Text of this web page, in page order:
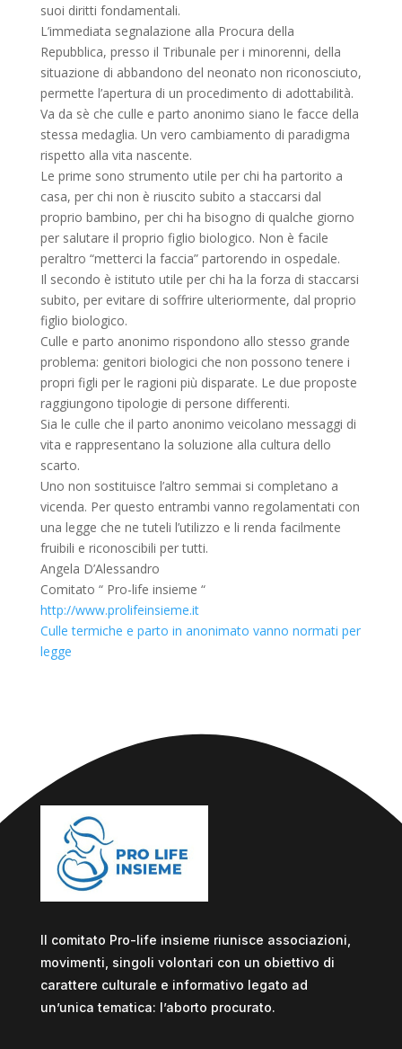
suoi diritti fondamentali.
L’immediata segnalazione alla Procura della
Repubblica, presso il Tribunale per i minorenni, della
situazione di abbandono del neonato non riconosciuto,
permette l’apertura di un procedimento di adottabilità.
Va da sè che culle e parto anonimo siano le facce della
stessa medaglia. Un vero cambiamento di paradigma
rispetto alla vita nascente.
Le prime sono strumento utile per chi ha partorito a
casa, per chi non è riuscito subito a staccarsi dal
proprio bambino, per chi ha bisogno di qualche giorno
per salutare il proprio figlio biologico. Non è facile
peraltro “metterci la faccia” partorendo in ospedale.
Il secondo è istituto utile per chi ha la forza di staccarsi
subito, per evitare di soffrire ulteriormente, dal proprio
figlio biologico.
Culle e parto anonimo rispondono allo stesso grande
problema: genitori biologici che non possono tenere i
propri figli per le ragioni più disparate. Le due proposte
raggiungono tipologie di persone differenti.
Sia le culle che il parto anonimo veicolano messaggi di
vita e rappresentano la soluzione alla cultura dello
scarto.
Uno non sostituisce l’altro semmai si completano a
vicenda. Per questo entrambi vanno regolamentati con
una legge che ne tuteli l’utilizzo e li renda facilmente
fruibili e riconoscibili per tutti.
Angela D’Alessandro
Comitato “ Pro-life insieme “
http://www.prolifeinsieme.it
Culle termiche e parto in anonimato vanno normati per
legge
Il comitato Pro-life insieme riunisce associazioni,
movimenti, singoli volontari con un obiettivo di
carattere culturale e informativo legato ad
un’unica tematica: l’aborto procurato.